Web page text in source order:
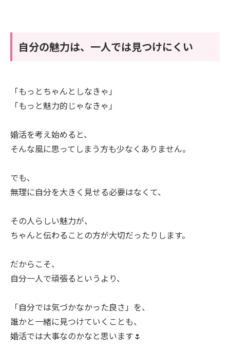
自分の魅力は、一人では見つけにくい
「もっとちゃんとしなきゃ」
「もっと魅力的じゃなきゃ」
婚活を考え始めると、
そんな風に思ってしまう方も少なくありません。
でも、
無理に自分を大きく見せる必要はなくて、
その人らしい魅力が、
ちゃんと伝わることの方が大切だったりします。
だからこそ、
自分一人で頑張るというより、
「自分では気づかなかった良さ」を、
誰かと一緒に見つけていくことも、
婚活では大事なのかなと思います🌷